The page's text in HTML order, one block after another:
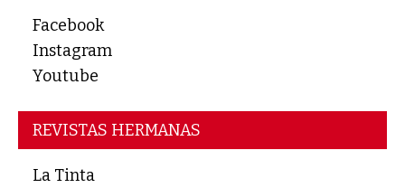
Facebook
Instagram
Youtube
REVISTAS HERMANAS
La Tinta